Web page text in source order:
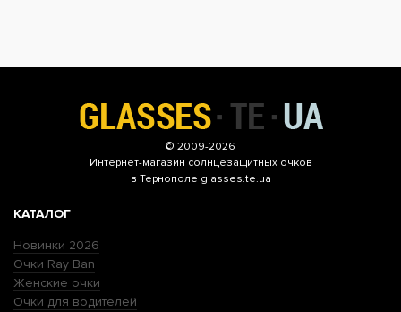
© 2009-2026
Интернет-магазин солнцезащитных очков
в Тернополе glasses.te.ua
КАТАЛОГ
Новинки 2026
Очки Ray Ban
Женские очки
Очки для водителей